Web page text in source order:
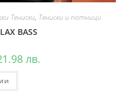
Тениски, Тениски и потници
BASS
лв.